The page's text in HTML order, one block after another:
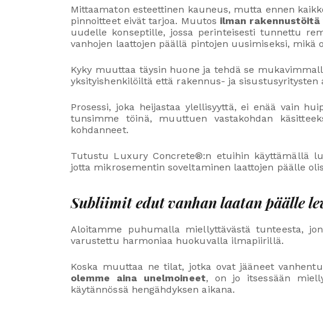
Mittaamaton esteettinen kauneus, mutta ennen
pinnoitteet eivät tarjoa. Muutos ilman rakennustöitä
uudelle konseptille, jossa perinteisesti tunnettu
vanhojen laattojen päällä pintojen uusimiseksi,
Kyky muuttaa täysin huone ja tehdä se
yksityishenkilöiltä että rakennus- ja
Prosessi, joka heijastaa ylellisyyttä, ei enää vain
tunsimme töinä, muuttuen vastakohdan
kohdanneet.
Tutustu Luxury Concrete®:n etuihin käyttämällä
jotta mikrosementin soveltaminen laattojen päälle
Subliimit edut vanhan laatan päälle
Aloitamme puhumalla miellyttävästä tunteesta,
varustettu harmoniaa huokuvalla ilmapiirillä.
Koska muuttaa ne tilat, jotka ovat jääneet
olemme aina unelmoineet, on jo itsessään
käytännössä hengähdyksen aikana.